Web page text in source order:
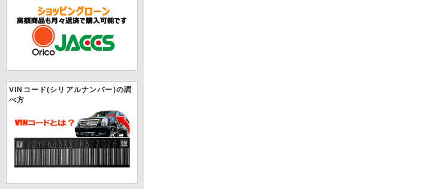
VINコード(シリアルナンバー)の調
べ方